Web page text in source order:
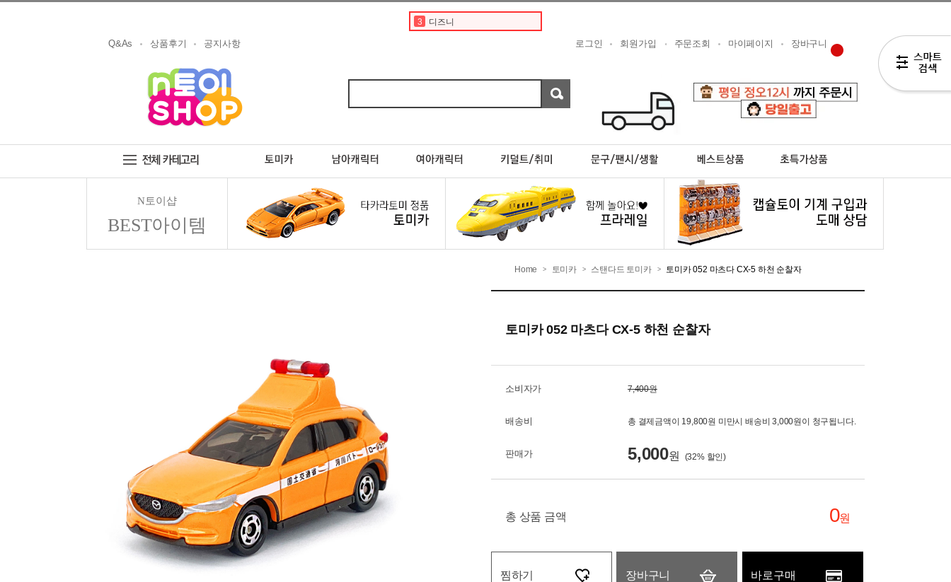
3 디즈니
6 베이비버스
9 페라리
10 스바루
2 토미카경찰차
Q&As 상품후기 공지사항 로그인 회원가입 주문조회 마이페이지 장바구니
N토이샵
BEST아이템
Home > 토미카 > 스탠다드 토미카 > 토미카 052 마츠다 CX-5 하천 순찰자
토미카 052 마츠다 CX-5 하천 순찰자
소비자가 7,400원
배송비 총 결제금액이 19,800원 미만시 배송비 3,000원이 청구됩니다.
판매가 5,000원 (32% 할인)
총 상품 금액 0원
찜하기 장바구니 바로구매